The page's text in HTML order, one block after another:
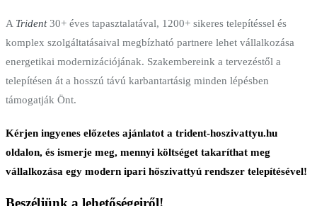
A Trident30+ éves tapasztalatával, 1200+ sikeres telepítéssel és
komplex szolgáltatásaival megbízható partnere lehet vállalkozása
energetikai modernizációjának. Szakembereink a tervezéstől a
telepítésen át a hosszú távú karbantartásig minden lépésben
támogatják Önt.
Kérjen ingyenes előzetes ajánlatot a trident-hoszivattyu.hu
oldalon, és ismerje meg, mennyi költséget takaríthat meg
vállalkozása egy modern ipari hőszivattyú rendszer telepítésével!
Beszéljünk a lehetőségeiről!